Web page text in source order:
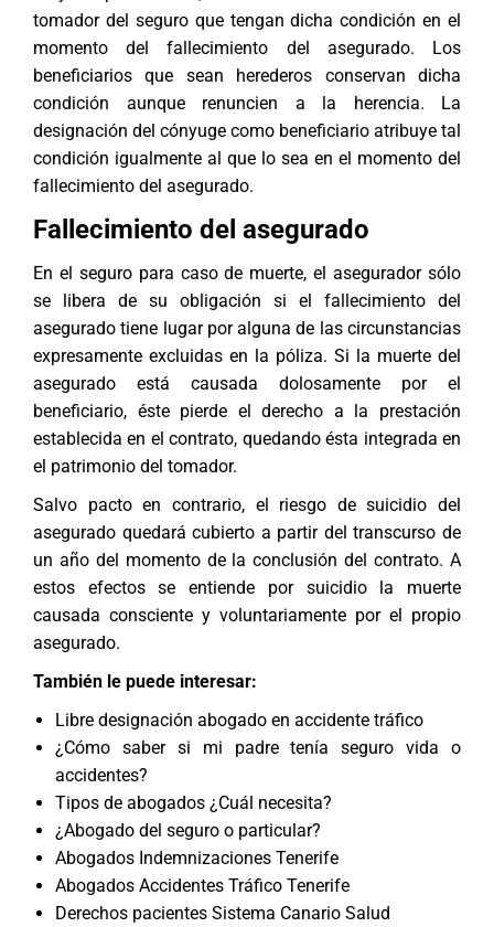
tomador del seguro que tengan dicha condición en el
momento del fallecimiento del asegurado. Los
beneficiarios que sean herederos conservan dicha
condición aunque renuncien a la herencia. La
designación del cónyuge como beneficiario atribuye tal
condición igualmente al que lo sea en el momento del
fallecimiento del asegurado.
Fallecimiento del asegurado
En el seguro para caso de muerte, el asegurador sólo
se libera de su obligación si el fallecimiento del
asegurado tiene lugar por alguna de las circunstancias
expresamente excluidas en la póliza. Si la muerte del
asegurado está causada dolosamente por el
beneficiario, éste pierde el derecho a la prestación
establecida en el contrato, quedando ésta integrada en
el patrimonio del tomador.
Salvo pacto en contrario, el riesgo de suicidio del
asegurado quedará cubierto a partir del transcurso de
un año del momento de la conclusión del contrato. A
estos efectos se entiende por suicidio la muerte
causada consciente y voluntariamente por el propio
asegurado.
También le puede interesar:
Libre designación abogado en accidente tráfico
¿Cómo saber si mi padre tenía seguro vida o
accidentes?
Tipos de abogados ¿Cuál necesita?
¿Abogado del seguro o particular?
Abogados Indemnizaciones Tenerife
Abogados Accidentes Tráfico Tenerife
Derechos pacientes Sistema Canario Salud